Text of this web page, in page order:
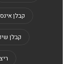
קבלן
קבלן